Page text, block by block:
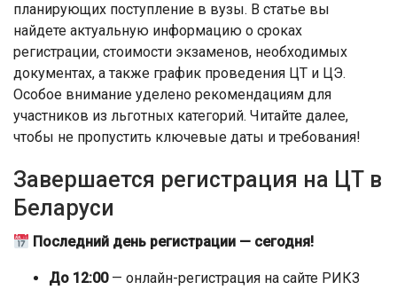
планирующих поступление в вузы. В статье вы
найдете актуальную информацию о сроках
регистрации, стоимости экзаменов, необходимых
документах, а также график проведения ЦТ и ЦЭ.
Особое внимание уделено рекомендациям для
участников из льготных категорий. Читайте далее,
чтобы не пропустить ключевые даты и требования!
Завершается регистрация на ЦТ в
Беларуси
Последний день регистрации — сегодня!
До 12:00— онлайн-регистрация на сайте РИКЗ